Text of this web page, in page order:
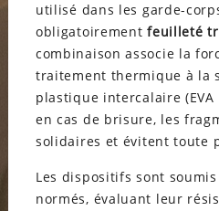
utilisé dans les garde-
obligatoirementfeuilleté
combinaison associe la
traitement thermique à la
plastique intercalaire (EVA
en cas de brisure, les
solidaires et évitent toute
Les dispositifs sont
normés, évaluant leur